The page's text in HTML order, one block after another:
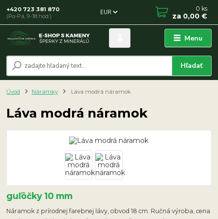
Menu
EUR
Hľadať
+420 723 381 870
(Po-Pá, 9-18 hod.)
0 ks
za 0,00 €
Úvod Náramky Láva modrá náramok
Láva modrá náramok
guľôčky 10 mm
Náramok z prírodnej farebnej lávy, obvod 18 cm. Ručná výroba, cena